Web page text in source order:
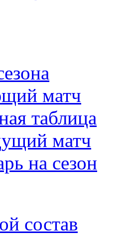
матч
таблица
матч
на сезон
состав